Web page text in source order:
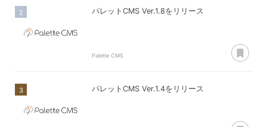
パレットCMS Ver.1.8をリリース
Palette CMS
パレットCMS Ver.1.4をリリース